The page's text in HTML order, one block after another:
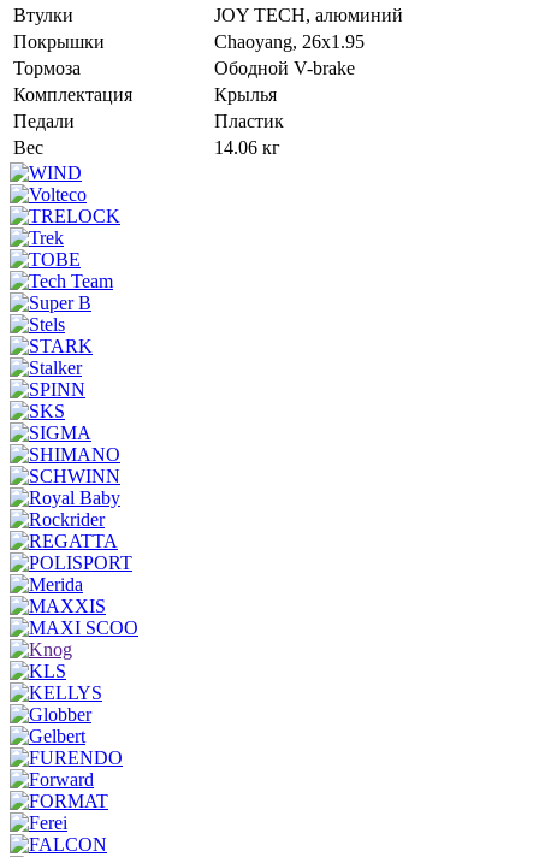
Втулки
JOY TECH, алюминий
Покрышки
Chaoyang, 26x1.95
Тормоза
Ободной V-brake
Комплектация
Крылья
Педали
Пластик
Вес
14.06 кг